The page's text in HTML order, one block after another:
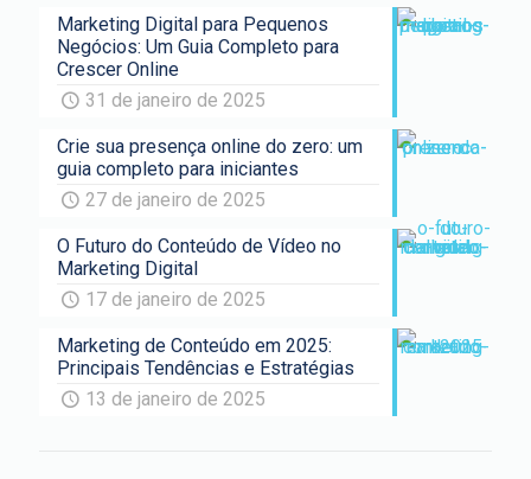
Marketing Digital para Pequenos
Negócios: Um Guia Completo para
Crescer Online
31 de janeiro de 2025
Crie sua presença online do zero: um
guia completo para iniciantes
27 de janeiro de 2025
O Futuro do Conteúdo de Vídeo no
Marketing Digital
17 de janeiro de 2025
Marketing de Conteúdo em 2025:
Principais Tendências e Estratégias
13 de janeiro de 2025